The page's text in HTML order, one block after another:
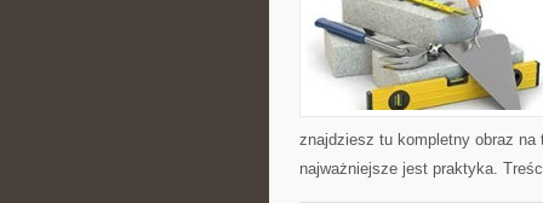
znajdziesz tu kompletny obraz na
najważniejsze jest praktyka.